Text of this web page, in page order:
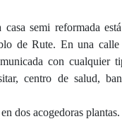
casa semi reformada
de Rute. En una
con cualquier
centro de salud,
dos acogedoras plantas.